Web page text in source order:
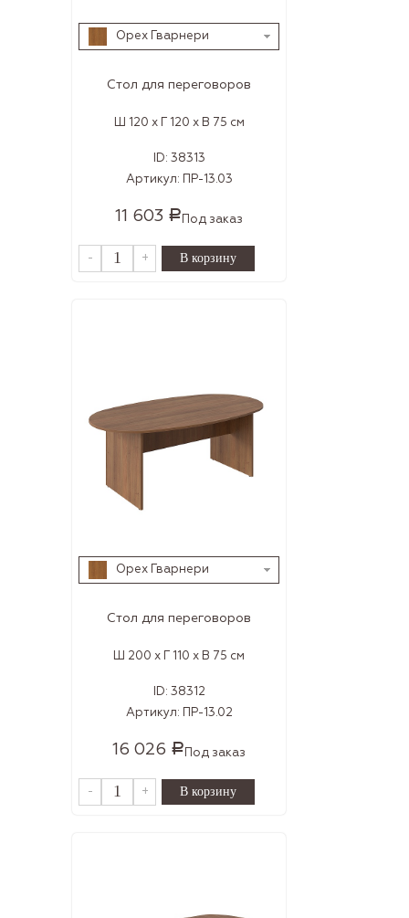
Орех Гварнери
Стол для переговоров
Ш 120 x Г 120 x В 75 см
ID: 38313
Артикул: ПР-13.03
11 603 Р Под заказ
- +
Орех Гварнери
Стол для переговоров
Ш 200 x Г 110 x В 75 см
ID: 38312
Артикул: ПР-13.02
16 026 Р Под заказ
- +